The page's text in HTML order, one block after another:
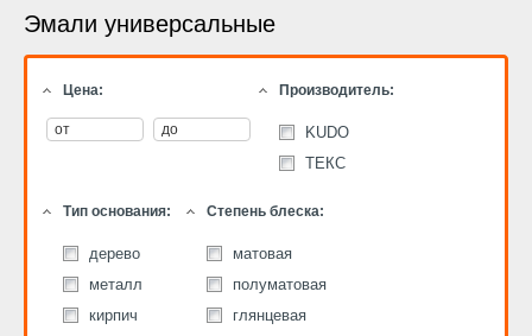
Эмали универсальные
Цена: Производитель:
KUDO
ТЕКС
Тип основания:
дерево
металл
кирпич
Степень блеска:
матовая
полуматовая
глянцевая